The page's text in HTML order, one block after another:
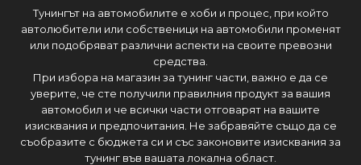
Тунингът на автомобилите е хоби и процес, при който
автолюбители или собственици на автомобили променят
или подобряват различни аспекти на своите превозни
средства.
При избора на магазин за тунинг части, важно е да се
уверите, че сте получили правилния продукт за вашия
автомобил и че всички части отговарят на вашите
изисквания и предпочитания. Не забравяйте също да се
съобразите с бюджета си и със законовите изисквания за
тунинг във вашата локална област.